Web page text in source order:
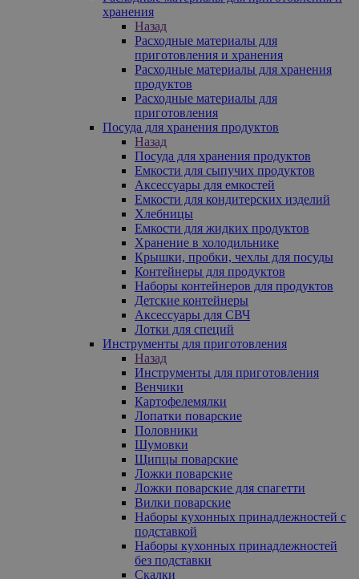
хранения
Назад
Расходные материалы для
приготовления и хранения
Расходные материалы для хранения
продуктов
Расходные материалы для
приготовления
Посуда для хранения продуктов
Назад
Посуда для хранения продуктов
Емкости для сыпучих продуктов
Аксессуары для емкостей
Емкости для кондитерских изделий
Хлебницы
Емкости для жидких продуктов
Хранение в холодильнике
Крышки, пробки, чехлы для посуды
Контейнеры для продуктов
Наборы контейнеров для продуктов
Детские контейнеры
Аксессуары для СВЧ
Лотки для специй
Инструменты для приготовления
Назад
Инструменты для приготовления
Венчики
Картофелемялки
Лопатки поварские
Половники
Шумовки
Щипцы поварские
Ложки поварские
Ложки поварские для спагетти
Вилки поварские
Наборы кухонных принадлежностей с
подставкой
Наборы кухонных принадлежностей
без подставки
Скалки